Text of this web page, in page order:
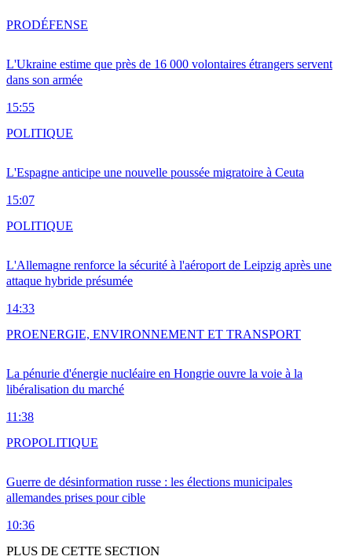
L'Ukraine estime que près de 16 000 volontaires étrangers servent
dans son armée
15:55
PRODÉFENSE
L'Espagne anticipe une nouvelle poussée migratoire à Ceuta
15:07
POLITIQUE
L'Allemagne renforce la sécurité à l'aéroport de Leipzig après une
attaque hybride présumée
14:33
POLITIQUE
La pénurie d'énergie nucléaire en Hongrie ouvre la voie à la
libéralisation du marché
11:38
PROENERGIE, ENVIRONNEMENT ET TRANSPORT
Guerre de désinformation russe : les élections municipales
allemandes prises pour cible
10:36
PROPOLITIQUE
PLUS DE CETTE SECTION